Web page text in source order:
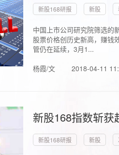
新股168研报 新股
中国上市公司研究院筛选的
股票价格创历史新高，赚钱
管仍在延续，3月1...
杨霞/文
2018-04-11
新股168指数斩
新股168研报 新股